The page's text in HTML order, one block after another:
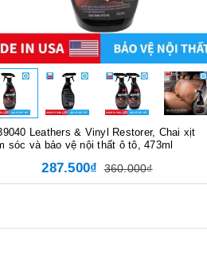
Leathers & Vinyl Restorer, Chai xịt
sóc và bảo vệ nội thất ô tô, 473ml
287.500₫ 360.000₫